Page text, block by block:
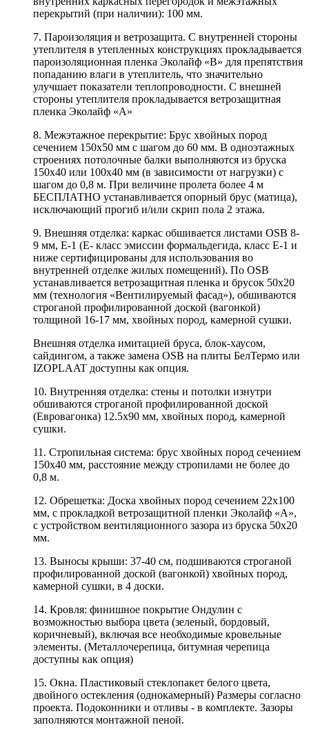
перекрытий (при наличии): 100 мм.
7. Пароизоляция и ветрозащита. С внутренней стороны
утеплителя в утепленных конструкциях прокладывается
пароизоляционная пленка Эколайф «В» для препятствия
попаданию влаги в утеплитель, что значительно
улучшает показатели теплопроводности. С внешней
стороны утеплителя прокладывается ветрозащитная
пленка Эколайф «А»
8. Межэтажное перекрытие: Брус хвойных пород
сечением 150х50 мм с шагом до 60 мм. В одноэтажных
строениях потолочные балки выполняются из бруска
150х40 или 100х40 мм (в зависимости от нагрузки) с
шагом до 0,8 м. При величине пролета более 4 м
БЕСПЛАТНО устанавливается опорный брус (матица),
исключающий прогиб и/или скрип пола 2 этажа.
9. Внешняя отделка: каркас обшивается листами OSB 8-
9 мм, Е-1 (Е- класс эмиссии формальдегида, класс Е-1 и
ниже сертифицированы для использования во
внутренней отделке жилых помещений). По OSB
устанавливается ветрозащитная пленка и брусок 50х20
мм (технология «Вентилируемый фасад»), обшиваются
строганой профилированной доской (вагонкой)
толщиной 16-17 мм, хвойных пород, камерной сушки.
Внешняя отделка имитацией бруса, блок-хаусом,
сайдингом, а также замена OSB на плиты БелТермо или
IZOPLAAT доступны как опция.
10. Внутренняя отделка: стены и потолки изнутри
обшиваются строганой профилированной доской
(Евровагонка) 12.5х90 мм, хвойных пород, камерной
сушки.
11. Стропильная система: брус хвойных пород сечением
150х40 мм, расстояние между стропилами не более до
0,8 м.
12. Обрешетка: Доска хвойных пород сечением 22х100
мм, с прокладкой ветрозащитной пленки Эколайф «А»,
с устройством вентиляционного зазора из бруска 50х20
мм.
13. Выносы крыши: 37-40 см, подшиваются строганой
профилированной доской (вагонкой) хвойных пород,
камерной сушки, в 4 доски.
14. Кровля: финишное покрытие Ондулин с
возможностью выбора цвета (зеленый, бордовый,
коричневый), включая все необходимые кровельные
элементы. (Металлочерепица, битумная черепица
доступны как опция)
15. Окна. Пластиковый стеклопакет белого цвета,
двойного остекления (однокамерный) Размеры согласно
проекта. Подоконники и отливы - в комплекте. Зазоры
заполняются монтажной пеной.